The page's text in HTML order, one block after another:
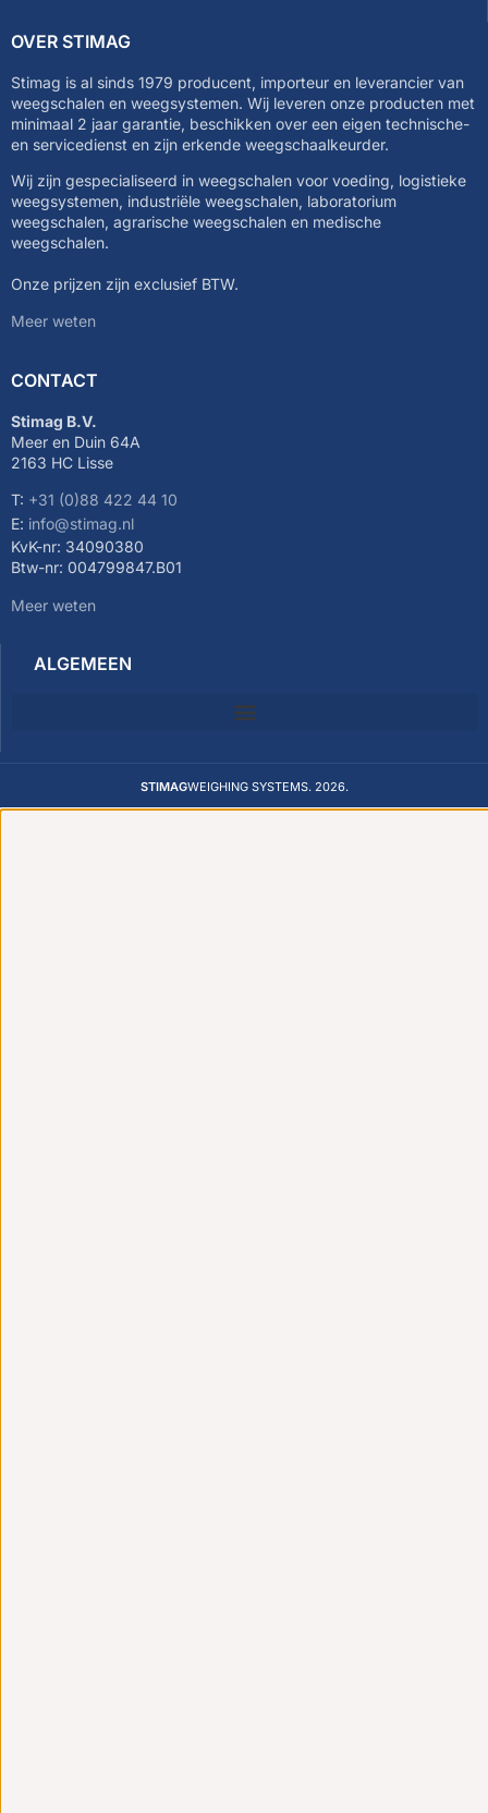
OVER STIMAG
Stimag is al sinds 1979 producent, importeur en leverancier van
weegschalen en weegsystemen. Wij leveren onze producten met
minimaal 2 jaar garantie, beschikken over een eigen technische-
en servicedienst en zijn erkende weegschaalkeurder.
Wij zijn gespecialiseerd in weegschalen voor voeding, logistieke
weegsystemen, industriële weegschalen, laboratorium
weegschalen, agrarische weegschalen en medische
weegschalen.
Onze prijzen zijn exclusief BTW.
Meer weten
CONTACT
Stimag B.V.
Meer en Duin 64A
2163 HC Lisse
T: +31 (0)88 422 44 10
E: info@stimag.nl
KvK-nr: 34090380
Btw-nr: 004799847.B01
Meer weten
ALGEMEEN
STIMAGWEIGHING SYSTEMS. 2026.